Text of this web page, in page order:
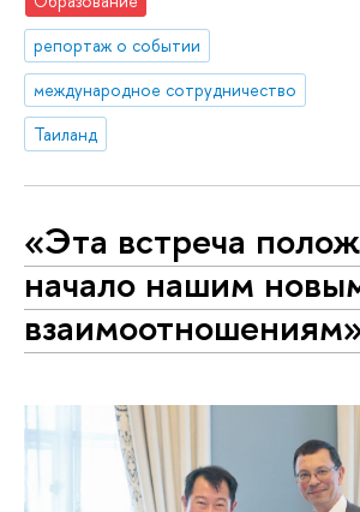
репортаж о событии
международное сотрудничество
Таиланд
«Эта встреча
начало нашим